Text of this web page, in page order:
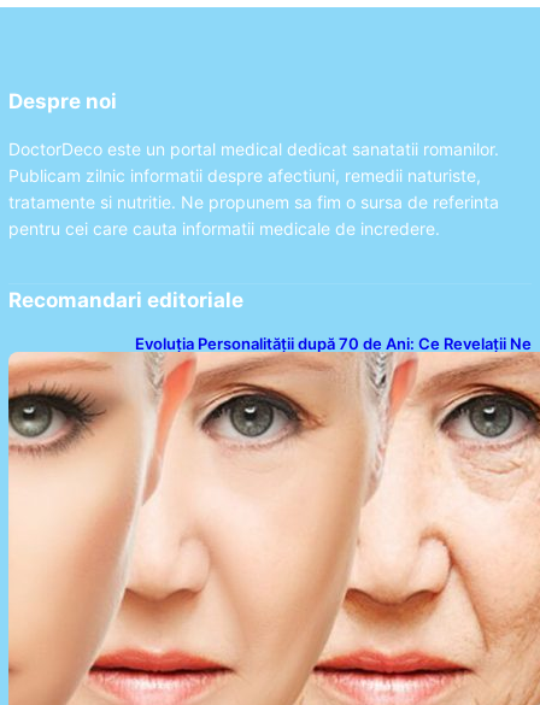
Despre noi
DoctorDeco este un portal medical dedicat sanatatii romanilor.
Publicam zilnic informatii despre afectiuni, remedii naturiste,
tratamente si nutritie. Ne propunem sa fim o sursa de referinta
pentru cei care cauta informatii medicale de incredere.
Recomandari editoriale
Evoluția Personalității după 70 de Ani: Ce Revelații Ne
Oferă Studiile Psihologice